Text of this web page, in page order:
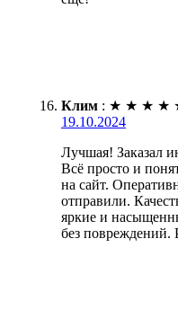
Клим : ★ ★ ★ ★
19.10.2024
Лучшая! Заказал
Всё просто и
на сайт.
отправили.
яркие и
без повреждений.